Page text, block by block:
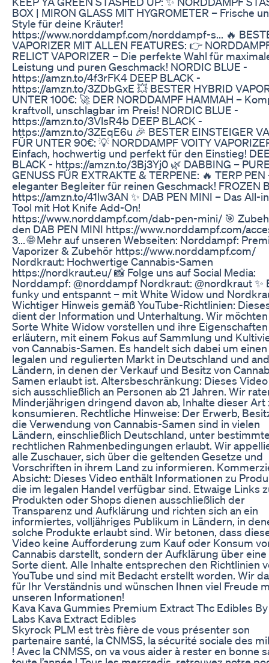
BOX | MIRON GLASS MIT HYGROMETER – Frische
Style für deine Kräuter!
https://www.norddampf.com/norddampf-s... 🔥
VAPORIZER MIT ALLEN FEATURES: 👉
RELICT VAPORIZER – Die perfekte Wahl für
Leistung und puren Geschmack! NORDIC BLUE -
https://amzn.to/4f3rFK4 DEEP BLACK -
https://amzn.to/3ZDbGxE 💥 BESTER HYBRID
UNTER 100€: 🚀 DER NORDDAMPF HAMMAH –
kraftvoll, unschlagbar im Preis! NORDIC BLUE -
https://amzn.to/3VlsR4b DEEP BLACK -
https://amzn.to/3ZEqE6u 🎉 BESTER EINSTEIGER
FÜR UNTER 90€: 💡 NORDDAMPF VOITY
Einfach, hochwertig und perfekt für den Einstieg!
BLACK - https://amzn.to/3Bj3Yj0 🌿 DABBING –
GENUSS FÜR EXTRAKTE & TERPENE: 🔥 TERP PEN
eleganter Begleiter für reinen Geschmack! FROZEN
https://amzn.to/41lw3AN ✨ DAB PEN MINI – Das All-
Tool mit Hot Knife Add-On!
https://www.norddampf.com/dab-pen-mini/ 🎯
den DAB PEN MINI https://www.norddampf.com/
3... 🌐 Mehr auf unseren Webseiten: Norddampf:
Vaporizer & Zubehör https://www.norddampf.com/
Nordkraut: Hochwertige Cannabis-Samen
https://nordkraut.eu/ 📸 Folge uns auf Social Media:
Norddampf: @norddampf Nordkraut: @nordkraut ✨
funky und entspannt – mit White Widow und
Wichtiger Hinweis gemäß YouTube-Richtlinien:
dient der Information und Unterhaltung. Wir
Sorte White Widow vorstellen und ihre Eigenschaften
erläutern, mit einem Fokus auf Sammlung und
von Cannabis-Samen. Es handelt sich dabei um einen
legalen und regulierten Markt in Deutschland und
Ländern, in denen der Verkauf und Besitz von
Samen erlaubt ist. Altersbeschränkung: Dieses
sich ausschließlich an Personen ab 21 Jahren. Wir
Minderjährigen dringend davon ab, Inhalte dieser Art
konsumieren. Rechtliche Hinweise: Der Erwerb,
die Verwendung von Cannabis-Samen sind in vielen
Ländern, einschließlich Deutschland, unter
rechtlichen Rahmenbedingungen erlaubt. Wir
alle Zuschauer, sich über die geltenden Gesetze und
Vorschriften in ihrem Land zu informieren.
Absicht: Dieses Video enthält Informationen zu
die im legalen Handel verfügbar sind. Etwaige Links
Produkten oder Shops dienen ausschließlich der
Transparenz und Aufklärung und richten sich an ein
informiertes, volljähriges Publikum in Ländern, in
solche Produkte erlaubt sind. Wir betonen, dass
Video keine Aufforderung zum Kauf oder Konsum
Cannabis darstellt, sondern der Aufklärung über eine
Sorte dient. Alle Inhalte entsprechen den Richtlinien
YouTube und sind mit Bedacht erstellt worden. Wir
für Ihr Verständnis und wünschen Ihnen viel Freude
unseren Informationen!
Kava Kava Gummies Premium Extract Thc Edibles
Labs Kava Extract Edibles
Skyrock PLM est très fière de vous présenter son
partenaire santé, la CNMSS, la sécurité sociale des
! Avec la CNMSS, on va vous aider à rester en bonne